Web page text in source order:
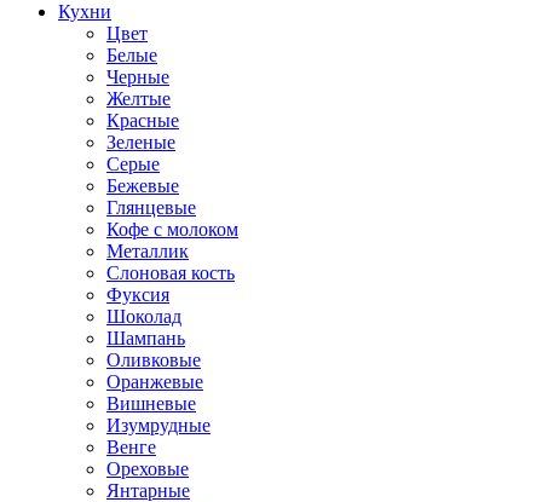
Кухни
Цвет
Белые
Черные
Желтые
Красные
Зеленые
Серые
Бежевые
Глянцевые
Кофе с молоком
Металлик
Слоновая кость
Фуксия
Шоколад
Шампань
Оливковые
Оранжевые
Вишневые
Изумрудные
Венге
Ореховые
Янтарные